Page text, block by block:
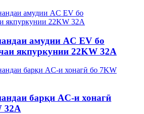
амудии AC EV бо
якпуркунии 22KW 32A
барқи AC-и хонагӣ
32A